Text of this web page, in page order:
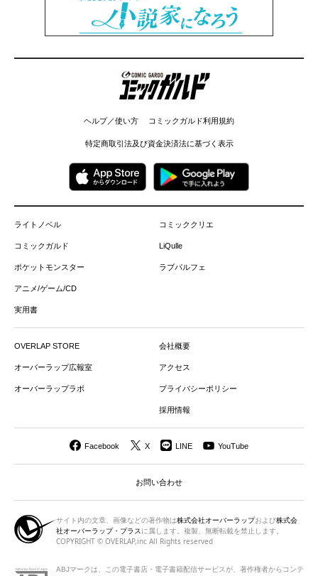
コミックガルド
ヘルプ／使い方 コミックガルド利用規約
特定商取引法及び資金決済法に基づく表示
ライトノベル
コミックガルド
ポケットモンスター
アニメ/ゲーム/CD
実用書
コミッククリエ
LiQulle
ラブパルフェ
OVERLAP STORE
オーバーラップ広報室
オーバーラップラボ
会社概要
アクセス
プライバシーポリシー
採用情報
Facebook X LINE YouTube
お問い合わせ
サイト内の文章、画像などの著作物は株式会社オーバーラップおよび株式会
社オーバーラップ・プラス に属します。複製、無断転載を禁止します。
COPYRIGHT © OVERLAP,inc All Rights reserved
ABJマークは、この電子書店・電子書籍配信サービスが、著作権者からコンテ